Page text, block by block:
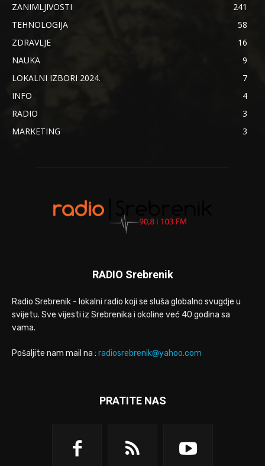
ZANIMLJIVOSTI
241
TEHNOLOGIJA
58
ZDRAVLJE
16
NAUKA
9
LOKALNI IZBORI 2024.
7
INFO
4
RADIO
3
MARKETING
3
RADIO Srebrenik
Radio Srebrenik - lokalni radio koji se sluša globalno svugdje u
svijetu. Sve vijesti iz Srebrenika i okoline već 40 godina sa
vama.
Pošaljite nam mail na : radiosrebrenik@yahoo.com
PRATITE NAS